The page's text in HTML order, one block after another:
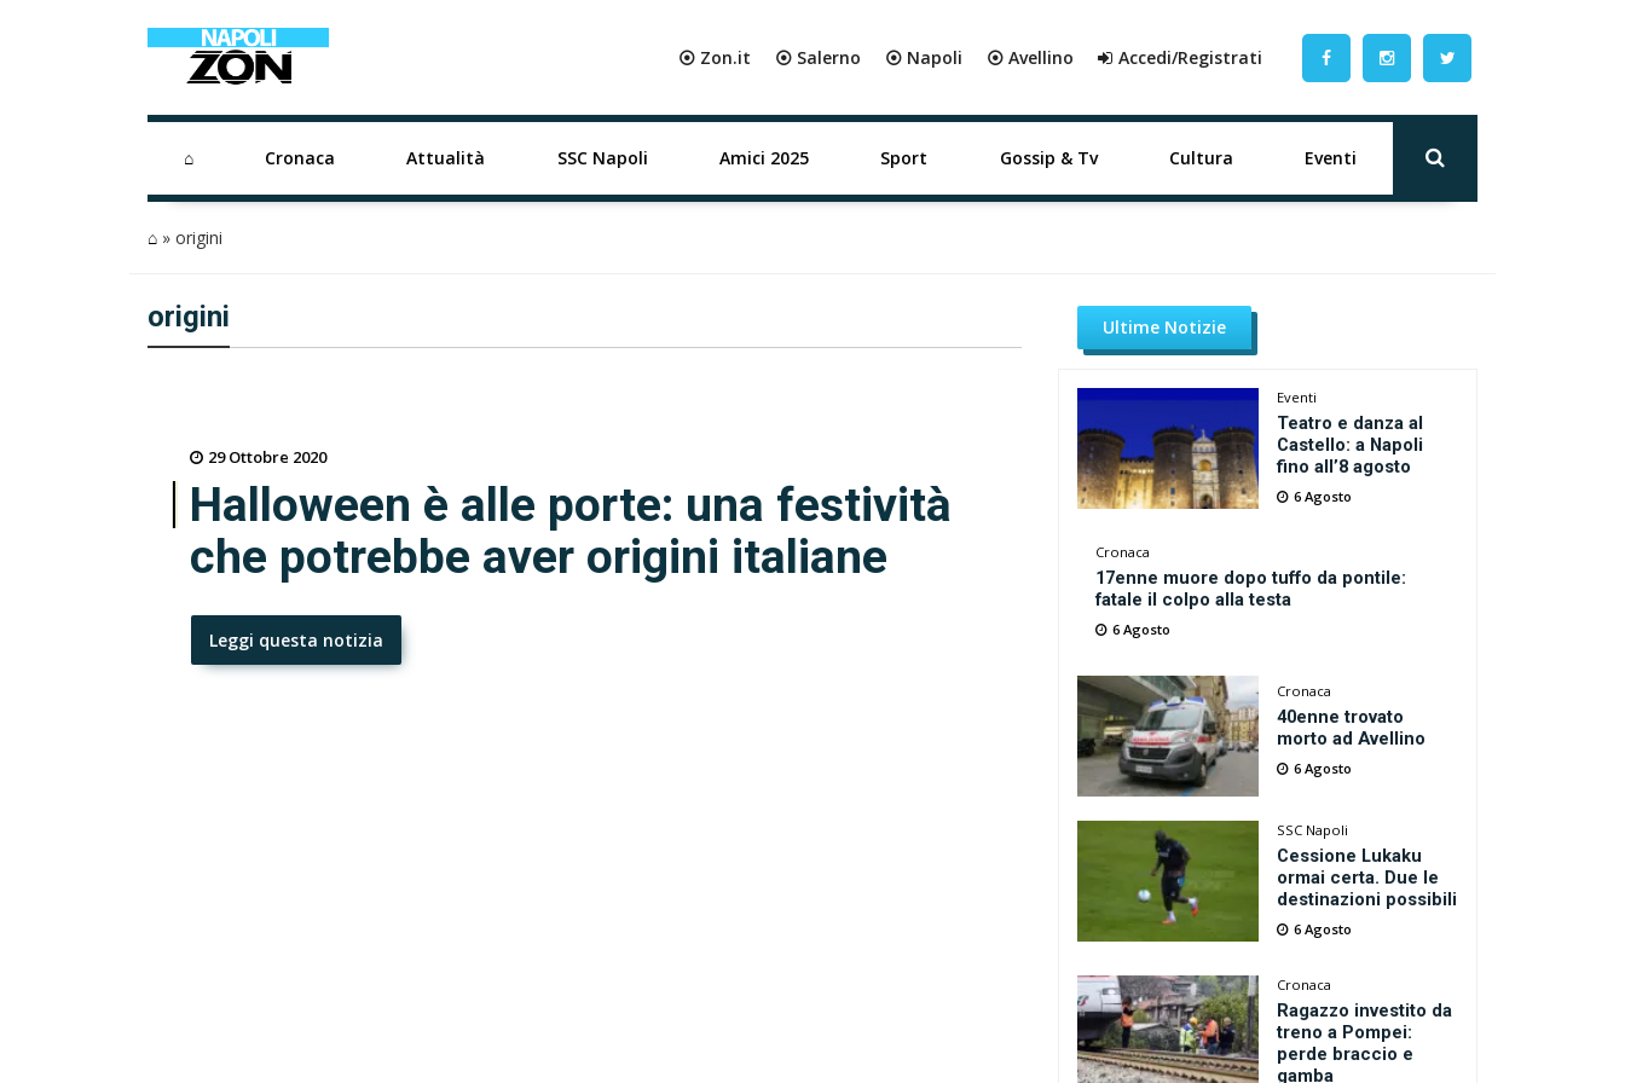
⦿ Zon.it ⦿ Salerno ⦿ Napoli ⦿ Avellino Accedi/Registrati
⌂ Cronaca Attualità SSC Napoli Amici 2025 Sport Gossip & Tv Cultura Eventi
⌂ » origini
origini
29 Ottobre 2020
Halloween è alle porte: una festività
che potrebbe aver origini italiane
Leggi questa notizia
Ultime Notizie
Eventi
Teatro e danza al
Castello: a Napoli
fino all’8 agosto
6 Agosto
Cronaca
17enne muore dopo tuffo da pontile:
fatale il colpo alla testa
6 Agosto
Cronaca
40enne trovato
morto ad Avellino
6 Agosto
SSC Napoli
Cessione Lukaku
ormai certa. Due le
destinazioni possibili
6 Agosto
Cronaca
Ragazzo investito da
treno a Pompei:
perde braccio e
gamba